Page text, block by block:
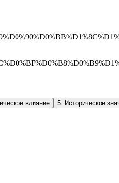
влияние 5 Историческое